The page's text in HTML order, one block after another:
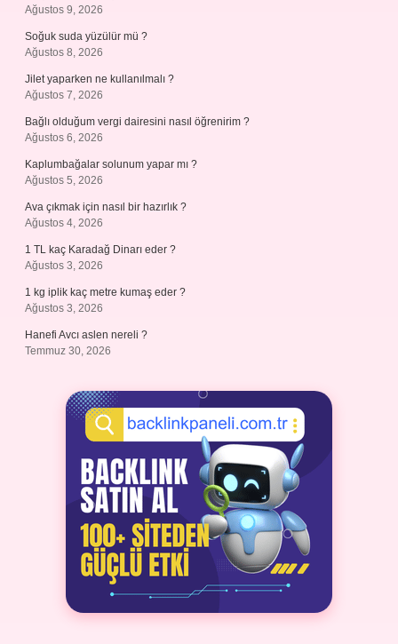
Ağustos 9, 2026
Soğuk suda yüzülür mü ?
Ağustos 8, 2026
Jilet yaparken ne kullanılmalı ?
Ağustos 7, 2026
Bağlı olduğum vergi dairesini nasıl öğrenirim ?
Ağustos 6, 2026
Kaplumbağalar solunum yapar mı ?
Ağustos 5, 2026
Ava çıkmak için nasıl bir hazırlık ?
Ağustos 4, 2026
1 TL kaç Karadağ Dinarı eder ?
Ağustos 3, 2026
1 kg iplik kaç metre kumaş eder ?
Ağustos 3, 2026
Hanefi Avcı aslen nereli ?
Temmuz 30, 2026